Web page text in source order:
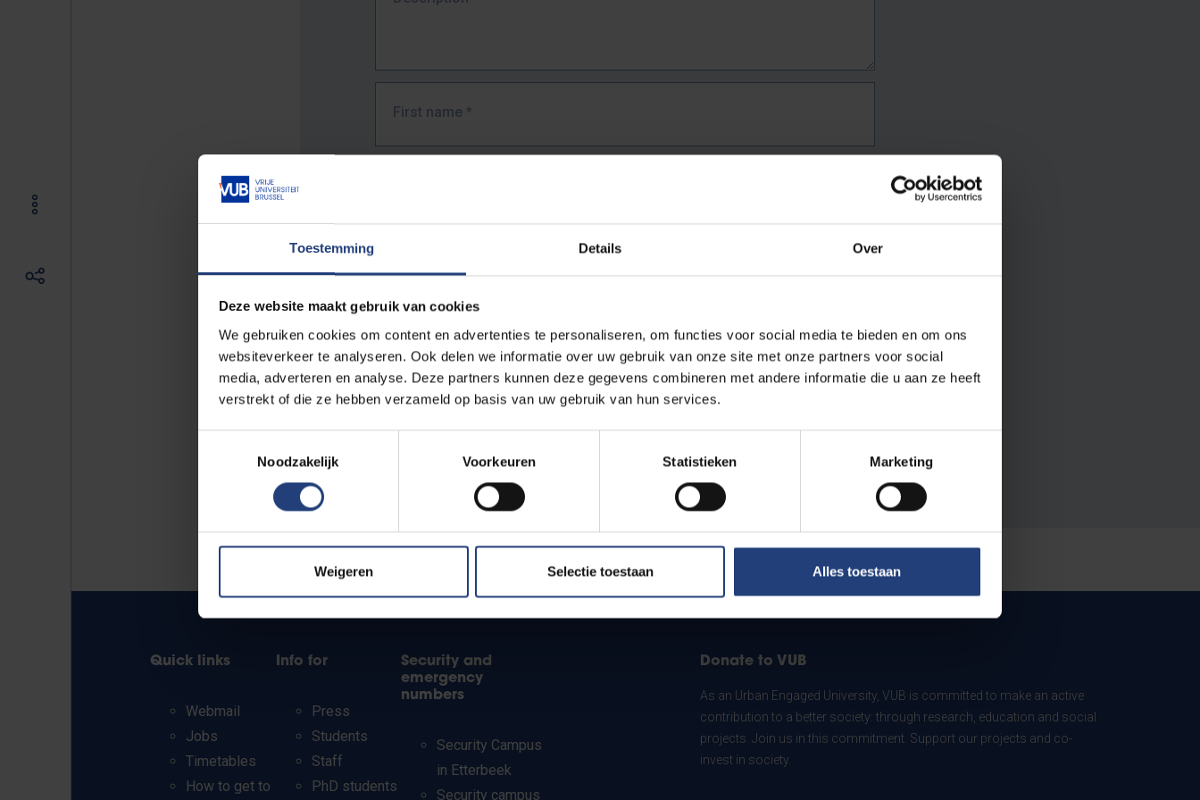
Toestemming Details Over
Deze website maakt gebruik van cookies
We gebruiken cookies om content en advertenties te personaliseren, om functies voor social media te bieden en om ons
websiteverkeer te analyseren. Ook delen we informatie over uw gebruik van onze site met onze partners voor social
media, adverteren en analyse. Deze partners kunnen deze gegevens combineren met andere informatie die u aan ze heeft
verstrekt of die ze hebben verzameld op basis van uw gebruik van hun services.
Noodzakelijk
Voorkeuren Statistieken Marketing
Weigeren Selectie toestaan Alles toestaan
First name *
The full URL of the page where you encountered the error.
E.g. https://www.vub.be/nl/studeren-aan-de-vub/alle-opleidingen
Quick links
Webmail
Jobs
Timetables
How to get to
Info for
Press
Students
Staff
PhD students
Security and
emergency
numbers
Security Campus
in Etterbeek
Security campus
Donate to VUB
As an Urban Engaged University, VUB is committed to make an active
contribution to a better society: through research, education and social
projects. Join us in this commitment. Support our projects and co-
invest in society.